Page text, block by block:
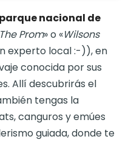
parque nacional de
The Prom» o «Wilsons
experto local :-)), en
conocida por sus
Allí descubrirás el
tengas la
canguros y emúes
guiada, donde te